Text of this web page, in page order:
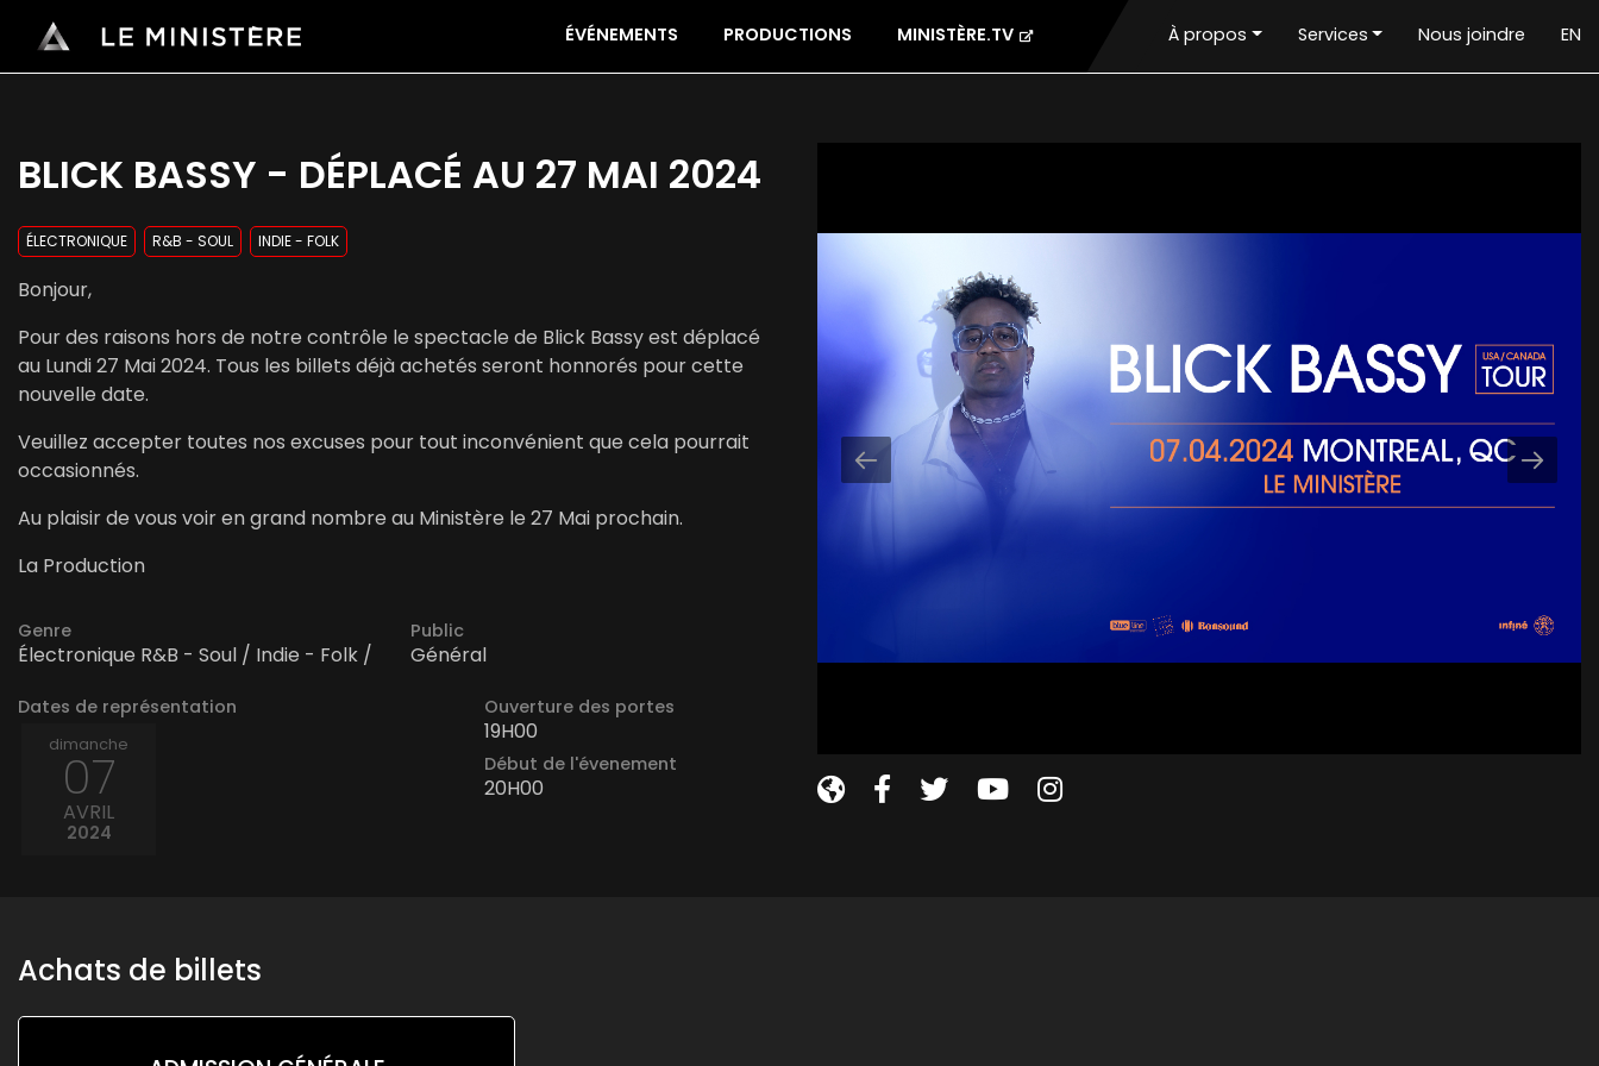
ÉVÉNEMENTS PRODUCTIONS MINISTÈRE.TV À propos Services Nous joindre EN
BLICK BASSY - DÉPLACÉ AU 27 MAI 2024
ÉLECTRONIQUE R&B - SOUL INDIE - FOLK
Bonjour,
Pour des raisons hors de notre contrôle le spectacle de Blick Bassy est déplacé
au Lundi 27 Mai 2024. Tous les billets déjà achetés seront honnorés pour cette
nouvelle date.
Veuillez accepter toutes nos excuses pour tout inconvénient que cela pourrait
occasionnés.
Au plaisir de vous voir en grand nombre au Ministère le 27 Mai prochain.
La Production
Genre
Électronique R&B - Soul / Indie - Folk /
Public
Général
Dates de représentation
dimanche
07
AVRIL
2024
Ouverture des portes
19H00
Début de l'évenement
20H00
Achats de billets